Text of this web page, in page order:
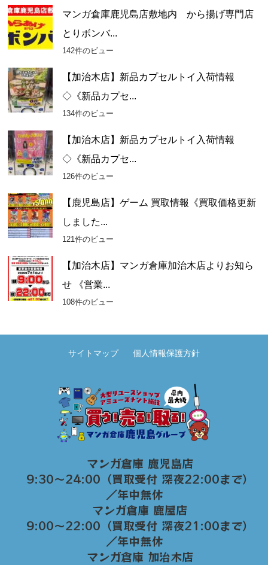
マンガ倉庫鹿児島店敷地内 から揚げ専門店
とりボンバ...
142件のビュー
【加治木店】新品カプセルトイ入荷情報
◇《新品カプセ...
134件のビュー
【加治木店】新品カプセルトイ入荷情報
◇《新品カプセ...
126件のビュー
【鹿児島店】ゲーム 買取情報《買取価格更新
しました...
121件のビュー
【加治木店】マンガ倉庫加治木店よりお知ら
せ 《営業...
108件のビュー
サイトマップ 個人情報保護方針
マンガ倉庫 鹿児島店
9:30～24:00（買取受付 深夜22:00まで）
／年中無休
マンガ倉庫 鹿屋店
9:00～22:00（買取受付 深夜21:00まで）
／年中無休
マンガ倉庫 加治木店